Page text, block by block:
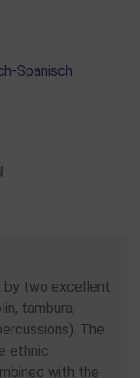
Spanisch
by two excellent
tambura,
The
ethnic
with the